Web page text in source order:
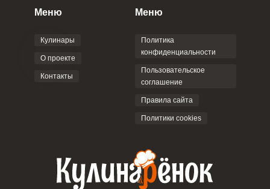
Меню
Кулинары
О проекте
Контакты
Меню
Политика
конфиденциальности
Пользовательское
соглашение
Правила сайта
Политики cookies